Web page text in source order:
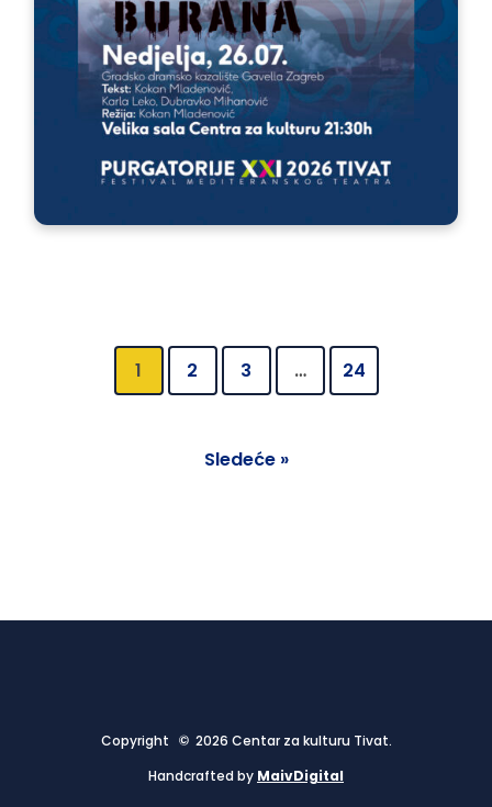
1 2 3 … 24
Sledeće »
Copyright © 2026 Centar za kulturu Tivat.
Handcrafted by MaivDigital